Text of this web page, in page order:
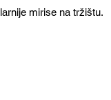
mirise na tržištu.